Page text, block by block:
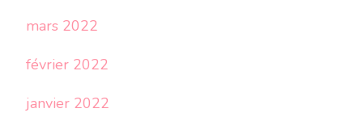
mars 2022
février 2022
janvier 2022